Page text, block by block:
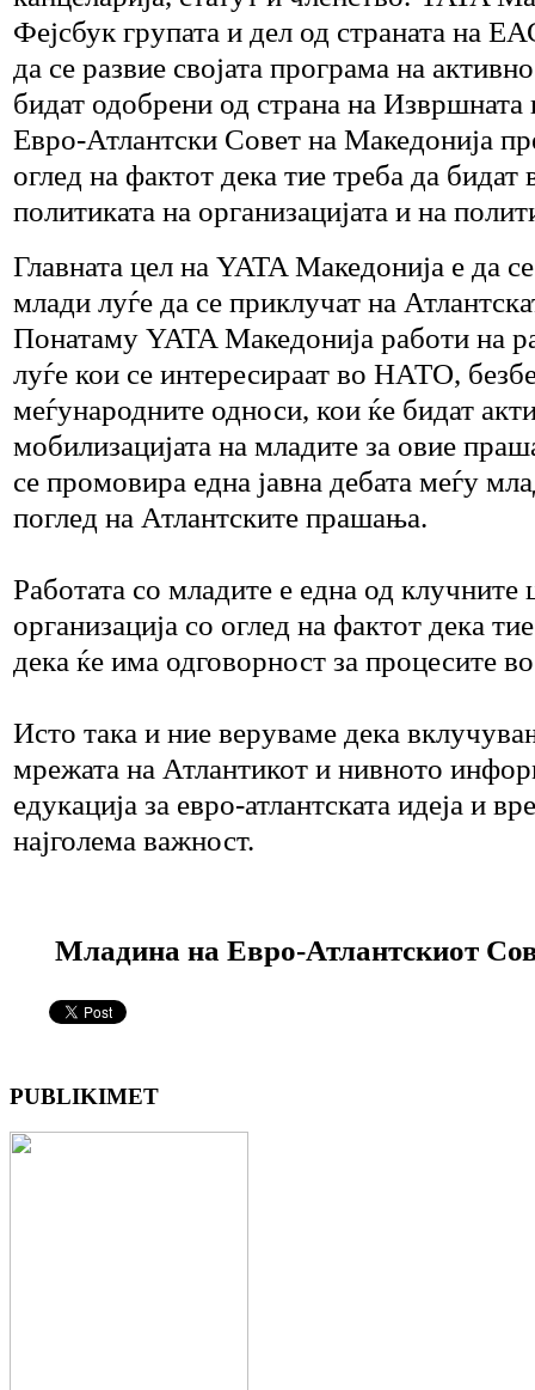
Фејсбук групата и дел од страната на
да се развие својата програма на
бидат одобрени од страна на Извршната
Евро-Атлантски Совет на Македонија
оглед на фактот дека тие треба да бидат
политиката на организацијата и на
Главната цел на YATA Македонија е да
млади луѓе да се приклучат на
Понатаму YATA Македонија работи на
луѓе кои се интересираат во НАТО,
меѓународните односи, кои ќе бидат
мобилизацијата на младите за овие
се промовира една јавна дебата меѓу
поглед на Атлантските прашања.
Работата со младите е една од клучните
организација со оглед на фактот дека
дека ќе има одговорност за процесите
Исто така и ние веруваме дека
мрежата на Атлантикот и нивното
едукација за евро-атлантската идеја и
најголема важност.
Младина на Евро-Атлантскиот
PUBLIKIMET